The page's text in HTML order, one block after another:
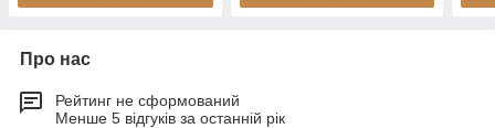
Про нас
Рейтинг не сформований
Менше 5 відгуків за останній рік